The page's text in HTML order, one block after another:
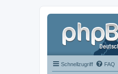
Schnellzugriff FAQ